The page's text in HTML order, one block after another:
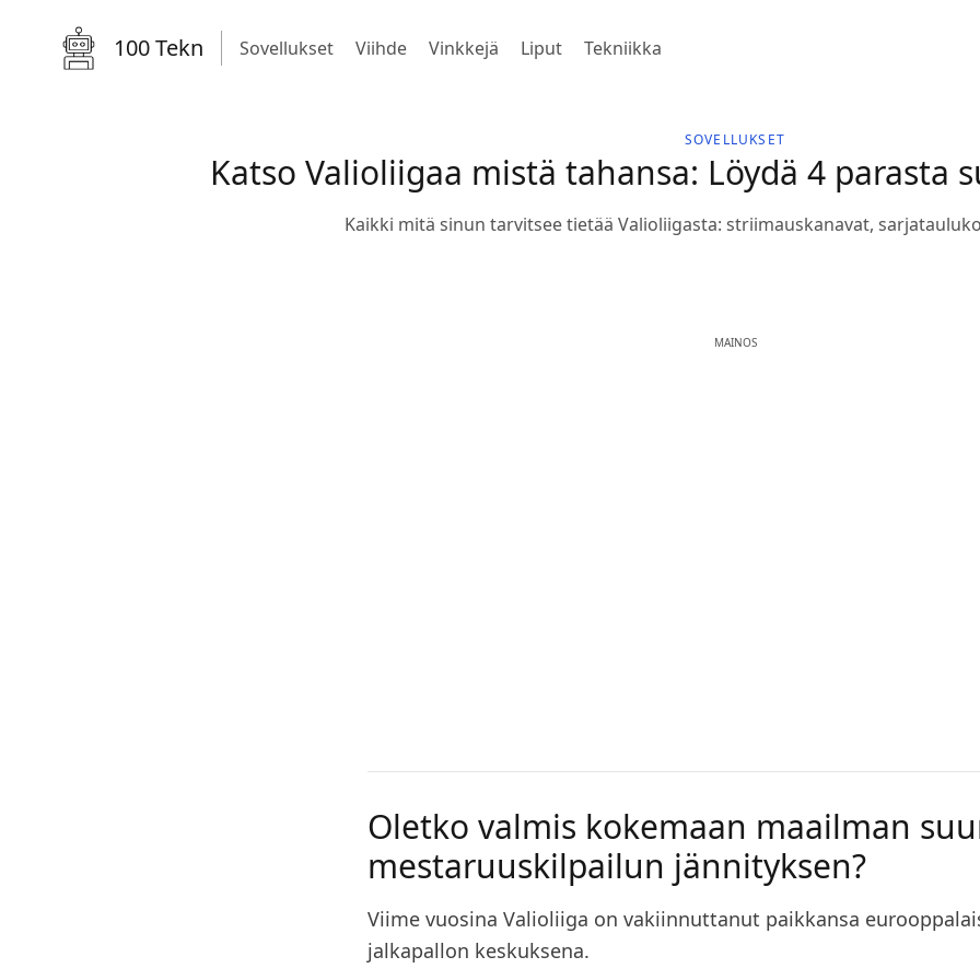
100 Tekn Sovellukset Viihde Vinkkejä Liput Tekniikka
SOVELLUKSET
Katso Valioliigaa mistä tahansa: Löydä 4 parasta
Kaikki mitä sinun tarvitsee tietää Valioliigasta: striimauskanavat,
MAINOS
Oletko valmis kokemaan maailman
mestaruuskilpailun jännityksen?
Viime vuosina Valioliiga on vakiinnuttanut paikkansa
jalkapallon keskuksena.